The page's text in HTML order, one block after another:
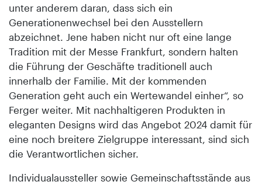
unter anderem daran, dass sich ein
Generationenwechsel bei den Ausstellern
abzeichnet. Jene haben nicht nur oft eine lange
Tradition mit der Messe Frankfurt, sondern halten
die Führung der Geschäfte traditionell auch
innerhalb der Familie. Mit der kommenden
Generation geht auch ein Wertewandel einher“, so
Ferger weiter. Mit nachhaltigeren Produkten in
eleganten Designs wird das Angebot 2024 damit für
eine noch breitere Zielgruppe interessant, sind sich
die Verantwortlichen sicher.
Individualaussteller sowie Gemeinschaftsstände aus